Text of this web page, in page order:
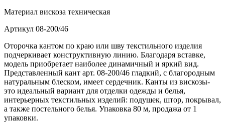
Материал вискоза техническая
Артикул 08-200/46
Оторочка кантом по краю или шву текстильного изделия
подчеркивает конструктивную линию. Благодаря вставке,
модель приобретает наиболее динамичный и яркий вид.
Представленный кант арт. 08-200/46 гладкий, с благородным
натуральным блеском, имеет сердечник. Канты из вискозы-
это идеальный вариант для отделки одежды и белья,
интерьерных текстильных изделий: подушек, штор, покрывал,
а также постельного белья. Упаковка 80 м, продажа от 1
упаковки.